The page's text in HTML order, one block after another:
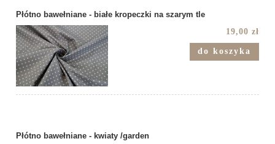
Płótno bawełniane - białe kropeczki na szarym tle
19,00 zł
do koszyka
Płótno bawełniane - kwiaty /garden